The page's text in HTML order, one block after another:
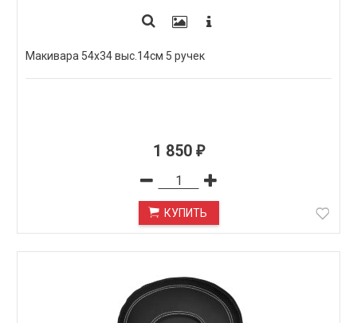
Макивара 54х34 выс.14см 5 ручек
1 850 ₽
КУПИТЬ